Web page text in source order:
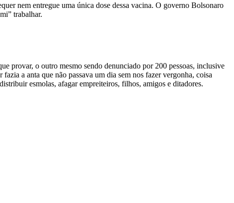
nem entregue uma única dose dessa vacina. O governo Bolsonaro
trabalhar.
provar, o outro mesmo sendo denunciado por 200 pessoas, inclusive
a anta que não passava um dia sem nos fazer vergonha, coisa
esmolas, afagar empreiteiros, filhos, amigos e ditadores.